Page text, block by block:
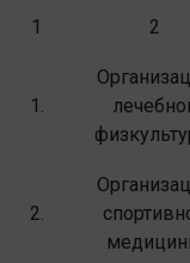
1 2
1.
2.